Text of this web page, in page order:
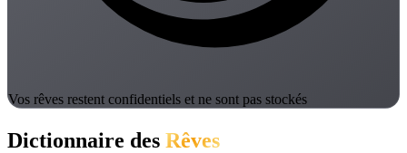
Vos rêves restent confidentiels et ne sont pas stockés
Dictionnaire des Rêves